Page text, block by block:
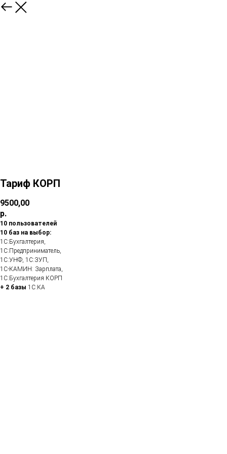
Тариф КОРП
9500,00
р.
10 пользователей
10 баз на выбор:
1C:Бухгалтерия,
1С:Предприниматель,
1С:УНФ, 1С:ЗУП,
1С-КАМИН: Зарплата,
1C:Бухгалтерия КОРП
+ 2 базы 1С:КА